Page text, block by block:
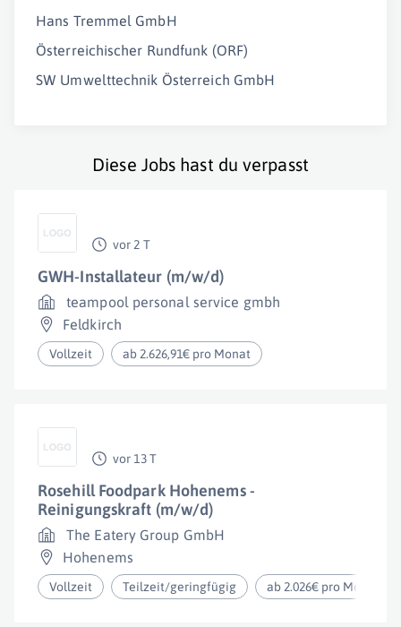
Hans Tremmel GmbH
Österreichischer Rundfunk (ORF)
SW Umwelttechnik Österreich GmbH
Diese Jobs hast du verpasst
vor 2 T
GWH-Installateur (m/w/d)
teampool personal service gmbh
Feldkirch
Vollzeit ab 2.626,91€ pro Monat
vor 13 T
Rosehill Foodpark Hohenems -
Reinigungskraft (m/w/d)
The Eatery Group GmbH
Hohenems
Vollzeit Teilzeit/geringfügig ab 2.026€ pro Monat